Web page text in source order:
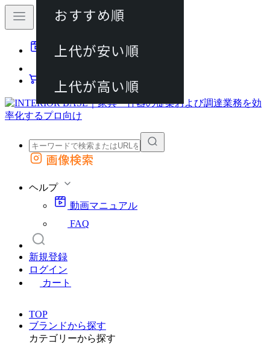
動画マニュアル
カート
外部サイトの商品をカートに追加
画像検索
ヘルプ
動画マニュアル
FAQ
新規登録
ログイン
カート
TOP
ブランドから探す
カテゴリーから探す
おすすめ順
上代が安い順
上代が高い順